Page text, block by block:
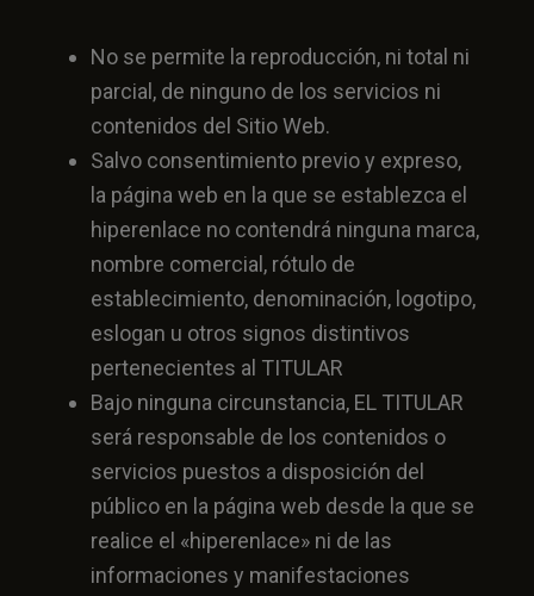
No se permite la reproducción, ni total ni
parcial, de ninguno de los servicios ni
contenidos del Sitio Web.
Salvo consentimiento previo y expreso,
la página web en la que se establezca el
hiperenlace no contendrá ninguna marca,
nombre comercial, rótulo de
establecimiento, denominación, logotipo,
eslogan u otros signos distintivos
pertenecientes al TITULAR
Bajo ninguna circunstancia, EL TITULAR
será responsable de los contenidos o
servicios puestos a disposición del
público en la página web desde la que se
realice el «hiperenlace» ni de las
informaciones y manifestaciones